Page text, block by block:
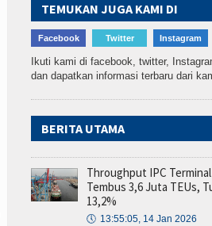
TEMUKAN JUGA KAMI DI
Facebook Twitter Instagram
Ikuti kami di facebook, twitter,
dan dapatkan informasi terbaru dari
BERITA UTAMA
Throughput IPC
Tembus 3,6 Juta TEUs,
13,2%
🕔 13:55:05, 14 Jan 2026